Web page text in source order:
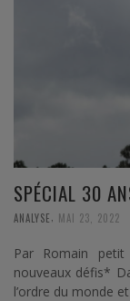
SPÉCIAL 30
ANALYSE MAI 23, 2022
Par Romain
nouveaux défis*
l’ordre du monde